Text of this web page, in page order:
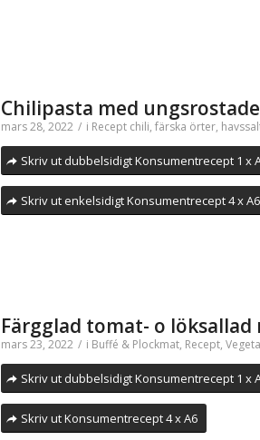
Chilipasta med
mars 28, 2022 / i Recept chili, färska örter,
Skriv ut dubbelsidigt Konsumentrecept 1 x
Skriv ut enkelsidigt Konsumentrecept 4 x A6
Färgglad tomat- o
mars 23, 2022 / i Buffé & Plockmat, Recept,
Skriv ut dubbelsidigt Konsumentrecept 1 x
Skriv ut Konsumentrecept 4 x A6